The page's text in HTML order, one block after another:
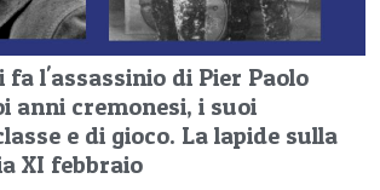
fa l'assassinio di Pier Paolo
anni cremonesi, i suoi
e di gioco. La lapide sulla
XI febbraio